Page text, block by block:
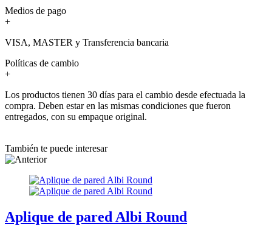
Medios de pago
+
VISA, MASTER y Transferencia bancaria
Políticas de cambio
+
Los productos tienen 30 días para el cambio desde efectuada la
compra. Deben estar en las mismas condiciones que fueron
entregados, con su empaque original.
También te puede interesar
Aplique de pared Albi Round